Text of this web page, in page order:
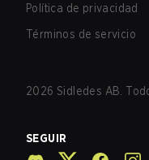
Política de privacidad
Términos de servicio
2026 Sidledes AB.
SEGUIR